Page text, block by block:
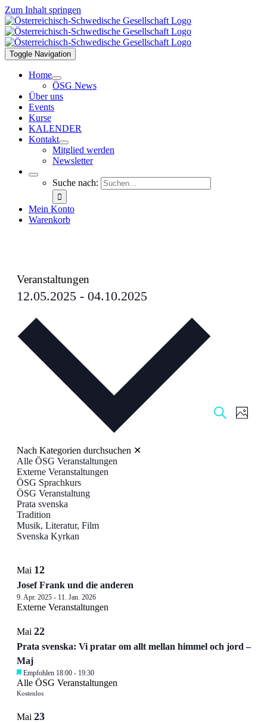
Zum Inhalt springen
Toggle Navigation
Home
ÖSG News
Über uns
Events
Kurse
KALENDER
Kontakt
Mitglied werden
Newsletter
Suche nach:
Mein Konto
Warenkorb
Veranstaltungen
Foto
12.05.2025 - 04.10.2025
auswählen.
Nach Kategorien durchsuchen ✕
Alle ÖSG Veranstaltungen
Externe Veranstaltungen
ÖSG Sprachkurs
ÖSG Veranstaltung
Prata svenska
Tradition
Musik, Literatur, Film
Svenska Kyrkan
of
Veranstaltungen
in
View
Mai 12
Josef Frank und die anderen
9. Apr. 2025- 11. Jan. 2026
Externe Veranstaltungen
Mai 22
Prata svenska: Vi pratar om allt mellan himmel och jord –
Maj
Empfohlen 18:00 - 19:30
Alle ÖSG Veranstaltungen
Kostenlos
Mai 23